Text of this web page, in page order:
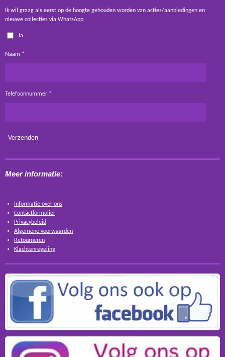
Ik wil graag als eerst op de hoogte gehouden worden van acties/aanbiedingen en
nieuwe collecties via WhatsApp
Ja
Naam *
Telefoonnummer *
Verzenden
Meer informatie:
Informatie over ons
Contactformulier
Privacybeleid
Algemene voorwaarden
Retourneren
Klachtenregeling